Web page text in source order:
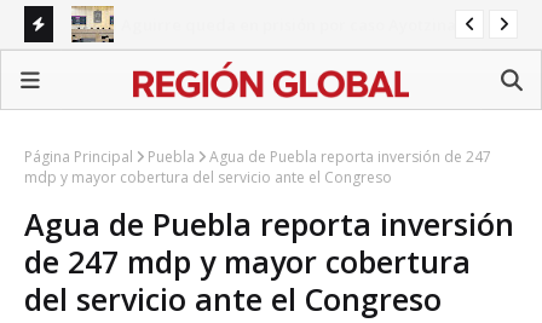
Congreso de Puebla concentra agenda en reformas
sectoriales mientras persisten pendientes estatales
Página Principal Puebla
Agua de Puebla reporta inversión de 247
mdp y mayor cobertura del servicio ante el Congreso
Agua de Puebla reporta inversión
de 247 mdp y mayor cobertura
del servicio ante el Congreso